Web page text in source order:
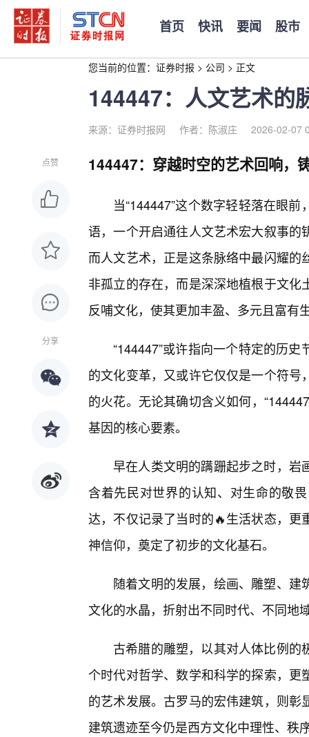
首页 快讯 要闻 股市
您当前的位置： 证券时报 > 公司 > 正文
144447：人文艺术的
来源：证券时报网 作者：陈淑庄 2026-02-07
点赞
分享
144447：穿越时空的艺术回响，
当“144447”这个数字轻轻落在眼
语，一个开启通往人文艺术宏大叙事
而人文艺术，正是这条脉络中最闪耀
非孤立的存在，而是深深地植根于文
反哺文化，使其更加丰盈、多元且富有
“144447”或许指向一个特定的历
的文化变革，又或许它仅仅是一个符
的火花。无论其确切含义如何，
基因的核心要素。
早在人类文明的蹒跚起步之时，岩
含着先民对世界的认知、对生命的敬
达，不仅记录了当时的🔥生活状态，
神信仰，奠定了初步的文化基石。
随着文明的发展，绘画、雕塑、
文化的水晶，折射出不同时代、不同地
古希腊的雕塑，以其对人体比例
个时代对哲学、数学和科学的探索，
的艺术发展。古罗马的宏伟建筑，则
建筑遗迹至今仍是西方文化中理性、秩